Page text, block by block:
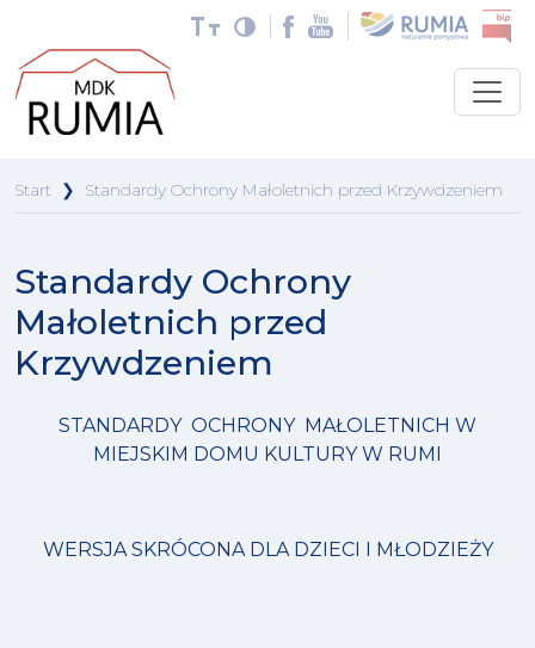
Start ❯ Standardy Ochrony Małoletnich przed Krzywdzeniem
Standardy Ochrony
Małoletnich przed
Krzywdzeniem
STANDARDY OCHRONY MAŁOLETNICH W
MIEJSKIM DOMU KULTURY W RUMI
WERSJA SKRÓCONA DLA DZIECI I MŁODZIEŻY